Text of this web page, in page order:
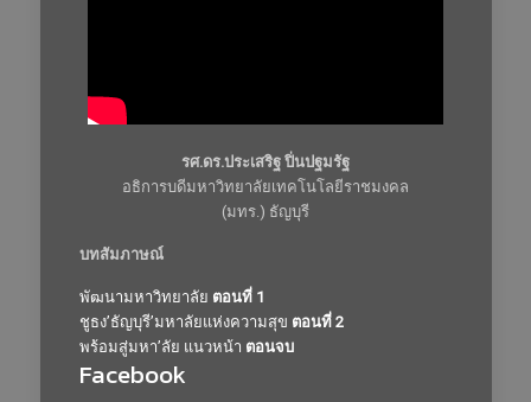
รศ.ดร.ประเสริฐ ปิ่นปฐมรัฐ
อธิการบดีมหาวิทยาลัยเทคโนโลยีราชมงคล
(มทร.) ธัญบุรี
บทสัมภาษณ์
พัฒนามหาวิทยาลัย ตอนที่ 1
ชูธง’ธัญบุรี’มหาลัยแห่งความสุข ตอนที่ 2
พร้อมสู่มหา’ลัย แนวหน้า ตอนจบ
Facebook